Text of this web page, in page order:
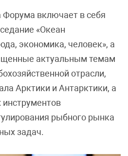
включает в себя
«Океан
экономика, человек», а
актуальным темам
отрасли,
Арктики и Антарктики, а
рыбного рынка
задач.